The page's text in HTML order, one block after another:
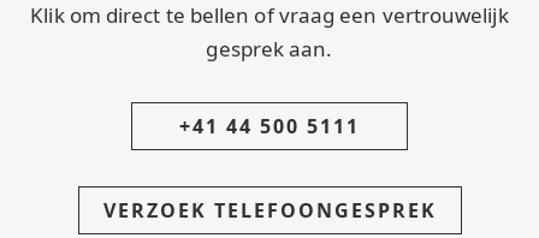
Klik om direct te bellen of vraag een vertrouwelijk
gesprek aan.
+41 44 500 5111
VERZOEK TELEFOONGESPREK